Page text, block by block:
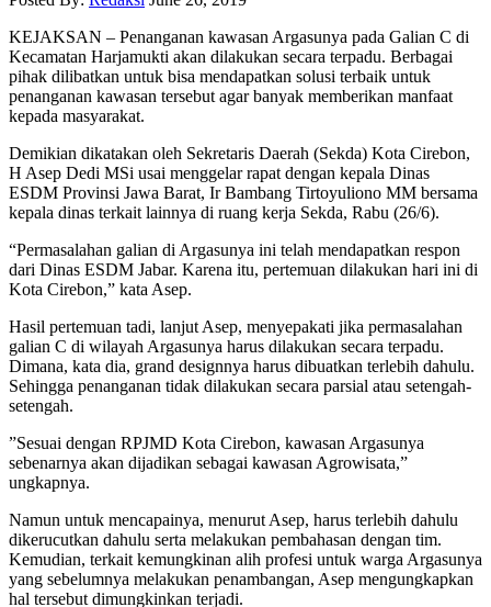
KEJAKSAN – Penanganan kawasan Argasunya pada Galian C di
Kecamatan Harjamukti akan dilakukan secara terpadu. Berbagai
pihak dilibatkan untuk bisa mendapatkan solusi terbaik untuk
penanganan kawasan tersebut agar banyak memberikan manfaat
kepada masyarakat.
Demikian dikatakan oleh Sekretaris Daerah (Sekda) Kota Cirebon,
H Asep Dedi MSi usai menggelar rapat dengan kepala Dinas
ESDM Provinsi Jawa Barat, Ir Bambang Tirtoyuliono MM bersama
kepala dinas terkait lainnya di ruang kerja Sekda, Rabu (26/6).
“Permasalahan galian di Argasunya ini telah mendapatkan respon
dari Dinas ESDM Jabar. Karena itu, pertemuan dilakukan hari ini di
Kota Cirebon,” kata Asep.
Hasil pertemuan tadi, lanjut Asep, menyepakati jika permasalahan
galian C di wilayah Argasunya harus dilakukan secara terpadu.
Dimana, kata dia, grand designnya harus dibuatkan terlebih dahulu.
Sehingga penanganan tidak dilakukan secara parsial atau setengah-
setengah.
”Sesuai dengan RPJMD Kota Cirebon, kawasan Argasunya
sebenarnya akan dijadikan sebagai kawasan Agrowisata,”
ungkapnya.
Namun untuk mencapainya, menurut Asep, harus terlebih dahulu
dikerucutkan dahulu serta melakukan pembahasan dengan tim.
Kemudian, terkait kemungkinan alih profesi untuk warga Argasunya
yang sebelumnya melakukan penambangan, Asep mengungkapkan
hal tersebut dimungkinkan terjadi.